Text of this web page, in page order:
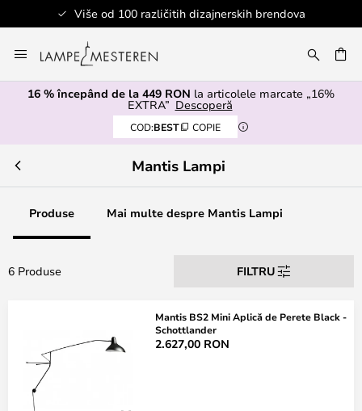
Više od 100 različitih dizajnerskih brendova
la
Continut
16 % începând de la 449 RON la articolele marcate „16%
EXTRA” Descoperă
COD:BEST COPIE
Mantis Lampi
Produse Mai multe despre Mantis Lampi
6 Produse FILTRU
Mantis BS2 Mini Aplică de Perete Black -
Schottlander
2.627,00 RON